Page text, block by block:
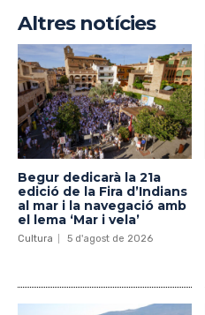
Altres notícies
Begur dedicarà la 21a
edició de la Fira d’Indians
al mar i la navegació amb
el lema ‘Mar i vela’
Cultura 5 d'agost de 2026